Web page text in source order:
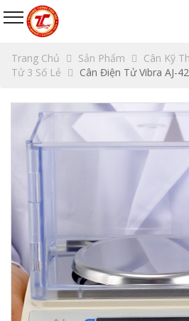
Trang Chủ Sản Phẩm Cân Kỹ
Tử 3 Số Lẻ
Cân Điện Tử Vibra AJ-